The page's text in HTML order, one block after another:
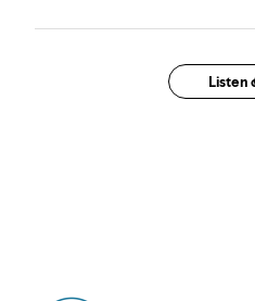
trendtid.dk
Listen